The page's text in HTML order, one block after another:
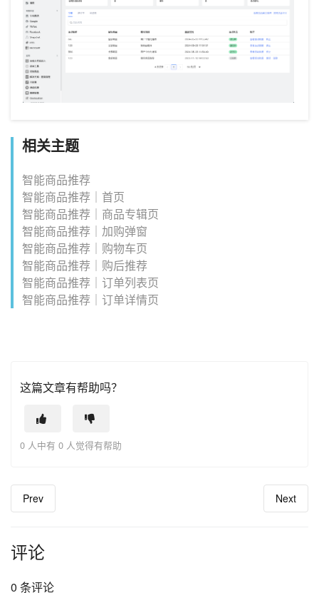
相关主题
智能商品推荐
智能商品推荐｜首页
智能商品推荐｜商品专辑页
智能商品推荐｜加购弹窗
智能商品推荐｜购物车页
智能商品推荐｜购后推荐
智能商品推荐｜订单列表页
智能商品推荐｜订单详情页
这篇文章有帮助吗？
0 人中有 0 人觉得有帮助
Prev Next
评论
0 条评论